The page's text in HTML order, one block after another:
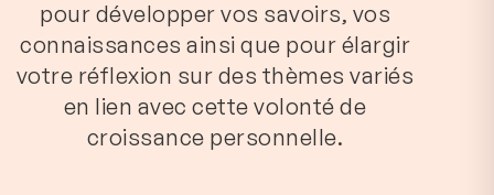
pour développer vos savoirs, vos
connaissances ainsi que pour élargir
votre réflexion sur des thèmes variés
en lien avec cette volonté de
croissance personnelle.